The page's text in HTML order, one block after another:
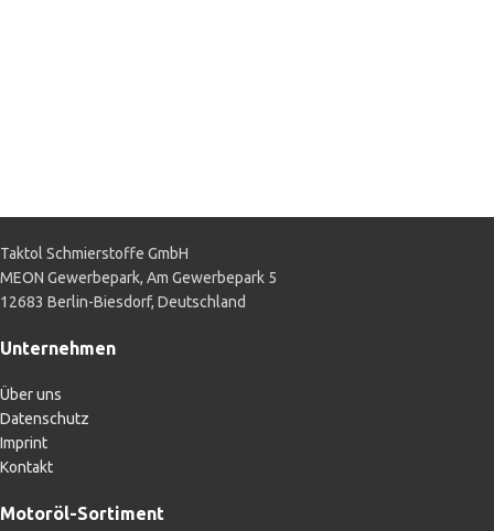
Taktol Schmierstoffe GmbH
MEON Gewerbepark, Am Gewerbepark 5
12683 Berlin-Biesdorf, Deutschland
Unternehmen
Über uns
Datenschutz
Imprint
Kontakt
Motoröl-Sortiment